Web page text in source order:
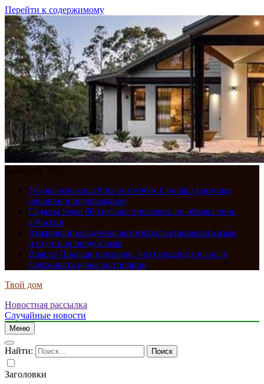
Перейти к содержимому
6 августа, 2026
Toyota освежила Prius и хэтчбек Corolla: скромные
обновки и подорожание
Седаны Senat 900 начали продавать по объявлению
в России
Американцы научили автомобиль показывать язык
и ездить за продуктами
Власти Польши признали, что больше не в силах
сдерживать цены на топливо
Твой дом
Новостная рассылка
Случайные новости
Меню
Найти:
Заголовки